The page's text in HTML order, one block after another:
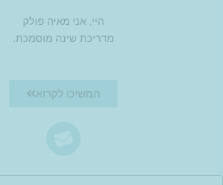
היי, אני מאיה פולק
מדריכת שינה מוסמכת.
המשיכו לקרוא